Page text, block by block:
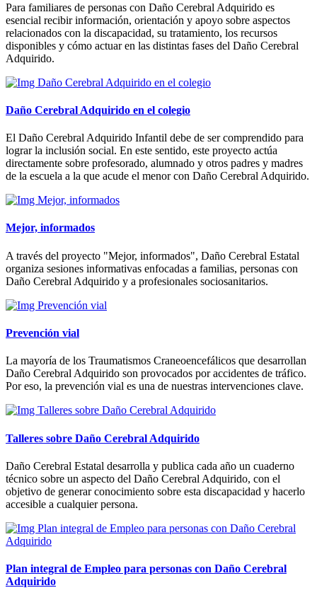
Para familiares de personas con Daño Cerebral Adquirido es
esencial recibir información, orientación y apoyo sobre aspectos
relacionados con la discapacidad, su tratamiento, los recursos
disponibles y cómo actuar en las distintas fases del Daño Cerebral
Adquirido.
Daño Cerebral Adquirido en el colegio
El Daño Cerebral Adquirido Infantil debe de ser comprendido para
lograr la inclusión social. En este sentido, este proyecto actúa
directamente sobre profesorado, alumnado y otros padres y madres
de la escuela a la que acude el menor con Daño Cerebral Adquirido.
Mejor, informados
A través del proyecto "Mejor, informados", Daño Cerebral Estatal
organiza sesiones informativas enfocadas a familias, personas con
Daño Cerebral Adquirido y a profesionales sociosanitarios.
Prevención vial
La mayoría de los Traumatismos Craneoencefálicos que desarrollan
Daño Cerebral Adquirido son provocados por accidentes de tráfico.
Por eso, la prevención vial es una de nuestras intervenciones clave.
Talleres sobre Daño Cerebral Adquirido
Daño Cerebral Estatal desarrolla y publica cada año un cuaderno
técnico sobre un aspecto del Daño Cerebral Adquirido, con el
objetivo de generar conocimiento sobre esta discapacidad y hacerlo
accesible a cualquier persona.
Plan integral de Empleo para personas con Daño Cerebral
Adquirido